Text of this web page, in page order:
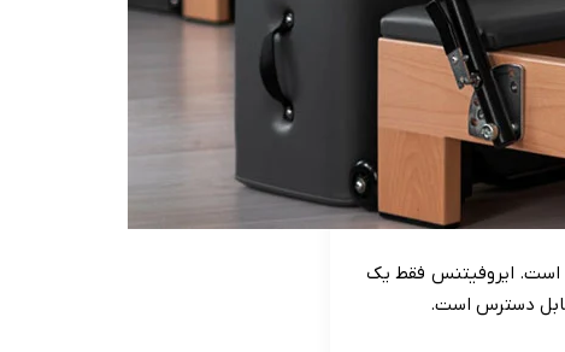
است. ایروفیتنس فقط یک
دسترس است.